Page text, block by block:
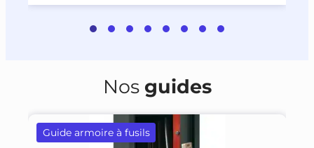
Nos guides
Guide armoire à fusils